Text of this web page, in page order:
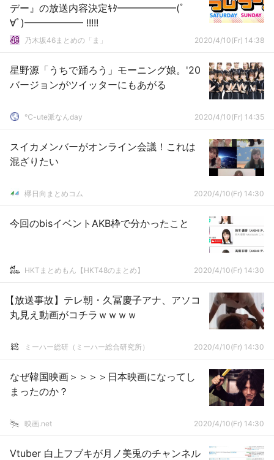
デー』の放送内容決定ｷﾀ━━━━━━(ﾟ
∀ﾟ)━━━━━━ !!!!!
乃木坂46まとめの「ま」 2020/4/10(Fr) 14:38
星野源「うちで踊ろう」モーニング娘。'20
バージョンがツイッターにもあがる
℃-ute派なんday 2020/4/10(Fr) 14:35
スイカメンバーがオンライン会議！これは
混ざりたい
欅日向まとめコム 2020/4/10(Fr) 14:30
今回のbisイベントAKB枠で分かったこと
HKTまとめもん【HKT48のまとめ】 2020/4/10(Fr) 14:30
【放送事故】テレ朝・久冨慶子アナ、アソコ
丸見え動画がコチラｗｗｗｗ
ミーハー総研（ミーハー総合研究所） 2020/4/10(Fr) 14:30
なぜ韓国映画＞＞＞＞日本映画になってし
まったのか？
映画.net 2020/4/10(Fr) 14:30
Vtuber 白上フブキが月ノ美兎のチャンネル